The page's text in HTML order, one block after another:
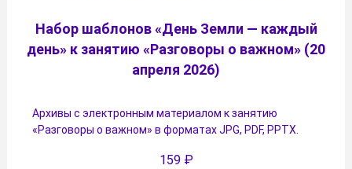
Набор шаблонов «День Земли — каждый
день» к занятию «Разговоры о важном» (20
апреля 2026)
Архивы с электронным материалом к занятию
«Разговоры о важном» в форматах JPG, PDF, PPTX.
159 ₽